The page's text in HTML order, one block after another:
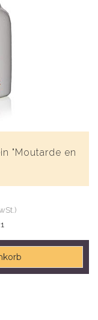
"Moutarde en